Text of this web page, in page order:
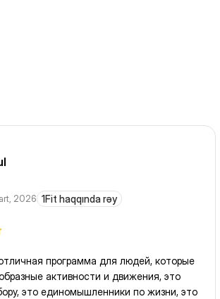
2026 1Fit haqqında rəy
программа для людей, которые
активности и движения, это
это единомышленники по жизни, это